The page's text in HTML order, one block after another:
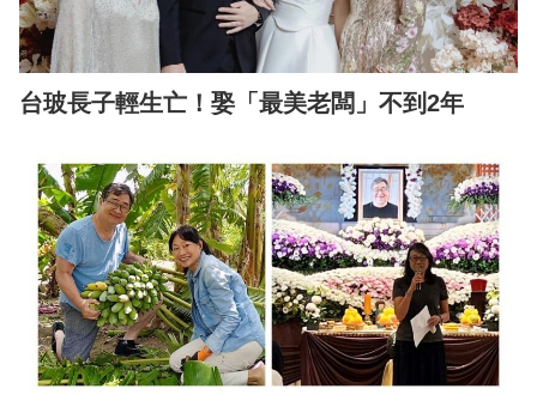
台玻長子輕生亡！娶「最美老闆」不到2年